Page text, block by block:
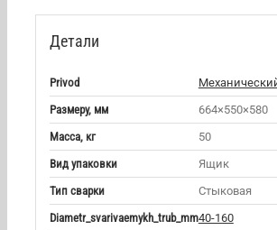
Детали
Privod
Размеру, мм
664×550×580
Масса, кг
50
Вид упаковки
Ящик
Тип сварки
Стыковая
Diametr_svarivaemykh_trub_mm40-160